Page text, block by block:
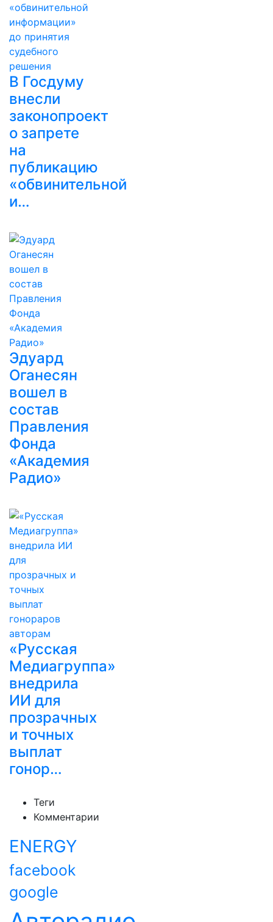
В Госдуму
внесли
законопроект
о запрете
на
публикацию
«обвинительной
и…
Эдуард
Оганесян
вошел в
состав
Правления
Фонда
«Академия
Радио»
«Русская
Медиагруппа»
внедрила
ИИ для
прозрачных
и точных
выплат
гонор…
Теги
Комментарии
ENERGY
facebook
google